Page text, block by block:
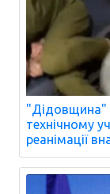
"Дідовщина"
технічному
реанімації